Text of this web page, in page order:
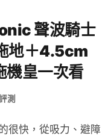
聲波騎士
地＋4.5cm
皇一次看
測
很快，從吸力、避障